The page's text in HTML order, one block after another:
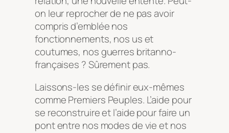
on leur reprocher de ne pas avoir
compris d’emblée nos
fonctionnements, nos us et
coutumes, nos guerres britanno-
françaises ? Sûrement pas.
Laissons-les se définir eux-mêmes
comme Premiers Peuples. L’aide pour
se reconstruire et l’aide pour faire un
pont entre nos modes de vie et nos